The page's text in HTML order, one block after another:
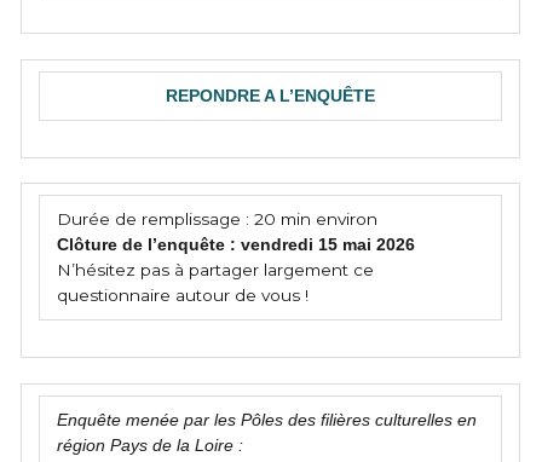
REPONDRE A L’ENQUÊTE
Durée de remplissage : 20 min environ
Clôture de l’enquête : vendredi 15 mai 2026
N’hésitez pas à partager largement ce
questionnaire autour de vous !
Enquête menée par les Pôles des filières culturelles en
région Pays de la Loire :